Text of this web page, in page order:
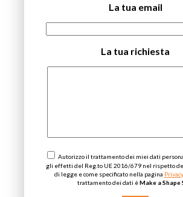
La tua email
La tua richiesta
Autorizzo il trattamento dei miei dati
gli effetti del Reg.to UE 2016/679 nel rispetto
di legge e come specificato nella pagina Privacy
trattamento dei dati èMake a Shape